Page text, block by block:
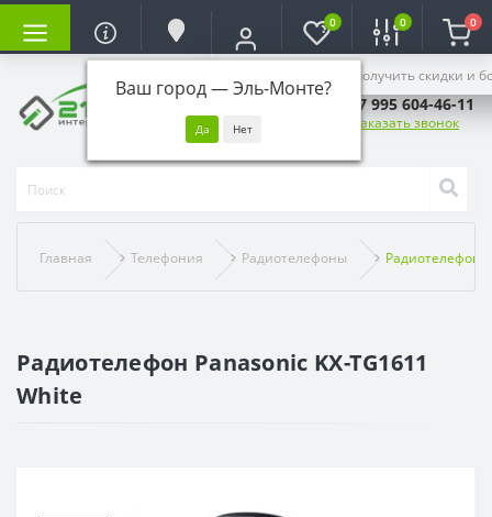
Ваш город —Эль-Монте?
Войдите, чтобы получить скидки и
0 0 0
+7 995 604-46-11
Заказать звонок
Главная Телефония Радиотелефоны Радиотелефон
Радиотелефон Panasonic KX-TG1611
White